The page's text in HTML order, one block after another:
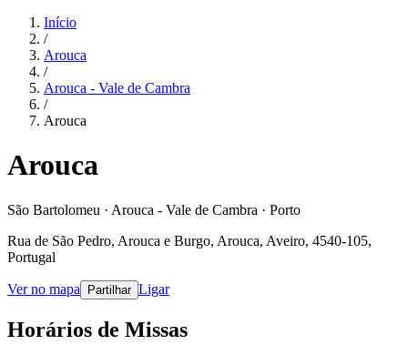
Início
/
Arouca
/
Arouca - Vale de Cambra
/
Arouca
Arouca
São Bartolomeu · Arouca - Vale de Cambra · Porto
Rua de São Pedro, Arouca e Burgo, Arouca, Aveiro, 4540-105,
Portugal
Ver no mapa Partilhar Ligar
Horários de Missas